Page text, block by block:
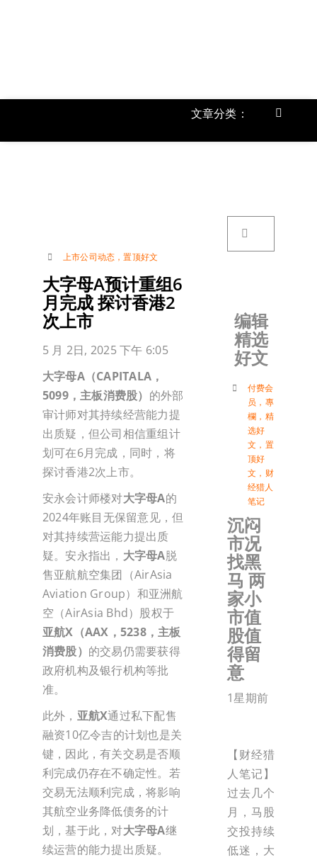
文章分类：
Toggle
上市公司动态 ，置顶好文
大字母A预计重组6
月完成 探讨香港2
次上市
5 月 2日, 2025 下午 6:05
大字母A（CAPITALA，
5099，主板消费股） 的外部
审计师对其持续经营能力提
出质疑，但公司相信重组计
划可在6月完成，同时，将
探讨香港2次上市。
安永会计师楼对大字母A的
2024年账目无保留意见，但
对其持续营运能力提出质
疑。安永指出， 大字母A脱
售亚航航空集团（AirAsia
Aviation Group）和亚洲航
空（AirAsia Bhd）股权于
亚航X（AAX，5238，主板
消费股） 的交易仍需要获得
政府机构及银行机构等批
准。
此外， 亚航X通过私下配售
融资10亿令吉的计划也是关
键，因此，有关交易是否顺
利完成仍存在不确定性。若
交易无法顺利完成，将影响
其航空业务降低债务的计
划，基于此，对大字母A继
续运营的能力提出质疑。
编辑
精选
好文
付费会
员 ， 專
欄 ， 精
选好
文 ， 置
顶好
文 ， 财
经猎人
笔记
沉闷
市况
找黑
马 两
家小
市值
股值
得留
意
1星期前
【财经猎
人笔记】
过去几个
月，马股
交投持续
低迷，大